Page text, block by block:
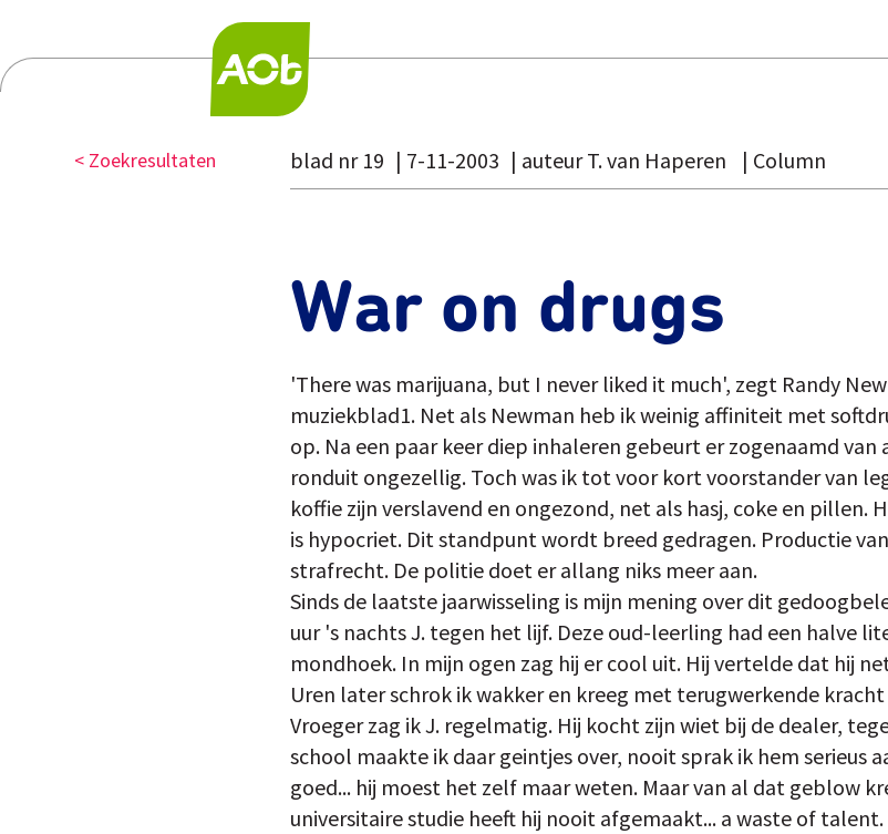
< Zoekresultaten blad nr 19 7-11-2003 auteur T. van Haperen Column
War on drugs
'There was marijuana, but I never liked it much', zegt Randy
muziekblad1. Net als Newman heb ik weinig affiniteit met
op. Na een paar keer diep inhaleren gebeurt er zogenaamd van
ronduit ongezellig. Toch was ik tot voor kort voorstander van
koffie zijn verslavend en ongezond, net als hasj, coke en pillen.
is hypocriet. Dit standpunt wordt breed gedragen. Productie
strafrecht. De politie doet er allang niks meer aan.
Sinds de laatste jaarwisseling is mijn mening over dit
uur 's nachts J. tegen het lijf. Deze oud-leerling had een halve
mondhoek. In mijn ogen zag hij er cool uit. Hij vertelde dat hij
Uren later schrok ik wakker en kreeg met terugwerkende
Vroeger zag ik J. regelmatig. Hij kocht zijn wiet bij de dealer,
school maakte ik daar geintjes over, nooit sprak ik hem serieus
goed... hij moest het zelf maar weten. Maar van al dat geblow
universitaire studie heeft hij nooit afgemaakt... a waste of talent.